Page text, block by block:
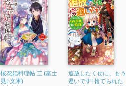
桜花妃料理帖 三 (富士
見L文庫)
追放したくせに、もう
遅いです! 捨てられた